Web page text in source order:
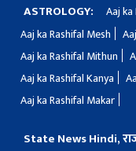
ASTROLOGY: Aaj
Aaj ka Rashifal Mesh
Aaj ka Rashifal Mithun
Aaj ka Rashifal Kanya
Aaj ka Rashifal Makar
State News Hindi,